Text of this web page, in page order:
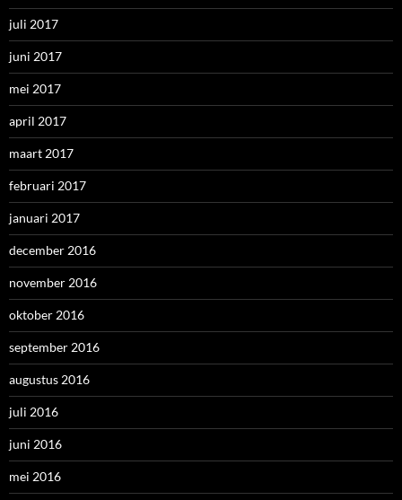
juli 2017
juni 2017
mei 2017
april 2017
maart 2017
februari 2017
januari 2017
december 2016
november 2016
oktober 2016
september 2016
augustus 2016
juli 2016
juni 2016
mei 2016